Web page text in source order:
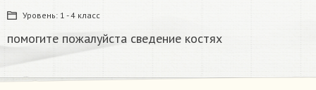
Уровень: 1 - 4 класс
помогите пожалуйста сведение костях​